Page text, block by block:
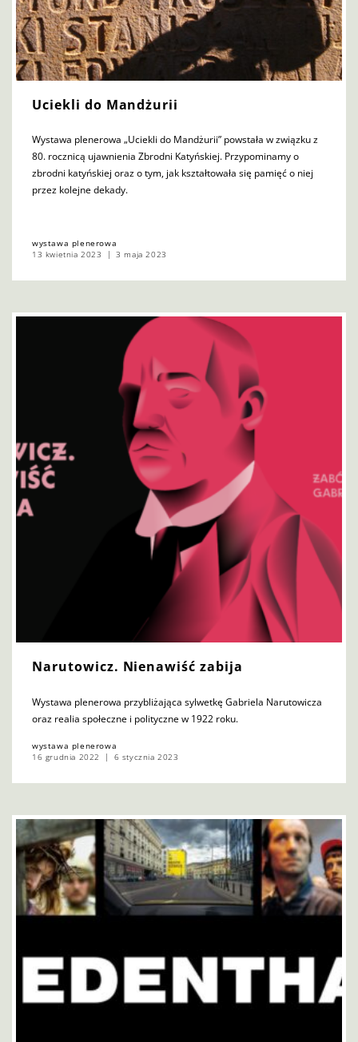
Uciekli do Mandżurii
Wystawa plenerowa „Uciekli do Mandżurii” powstała w związku z
80. rocznicą ujawnienia Zbrodni Katyńskiej. Przypominamy o
zbrodni katyńskiej oraz o tym, jak kształtowała się pamięć o niej
przez kolejne dekady.
wystawa plenerowa
13 kwietnia 2023
3 maja 2023
Narutowicz. Nienawiść zabija
Wystawa plenerowa przybliżająca sylwetkę Gabriela Narutowicza
oraz realia społeczne i polityczne w 1922 roku.
wystawa plenerowa
16 grudnia 2022
6 stycznia 2023